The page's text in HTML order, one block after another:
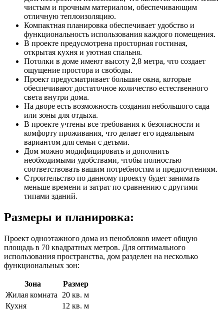
чистым и прочным материалом, обеспечивающим
отличную теплоизоляцию.
Компактная планировка обеспечивает удобство и
функциональность использования каждого помещения.
В проекте предусмотрена просторная гостиная,
открытая кухня и уютная спальня.
Потолки в доме имеют высоту 2,8 метра, что создает
ощущение простора и свободы.
Проект предусматривает большие окна, которые
обеспечивают достаточное количество естественного
света внутри дома.
На дворе есть возможность создания небольшого сада
или зоны для отдыха.
В проекте учтены все требования к безопасности и
комфорту проживания, что делает его идеальным
вариантом для семьи с детьми.
Дом можно модифицировать и дополнить
необходимыми удобствами, чтобы полностью
соответствовать вашим потребностям и предпочтениям.
Строительство по данному проекту будет занимать
меньше времени и затрат по сравнению с другими
типами зданий.
Размеры и планировка:
Проект одноэтажного дома из пеноблоков имеет общую
площадь в 70 квадратных метров. Для оптимального
использования пространства, дом разделен на несколько
функциональных зон:
Зона
Размер
Жилая комната
20 кв. м
Кухня
12 кв. м